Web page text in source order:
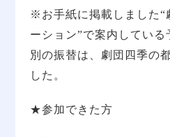
※お手紙に掲載しました“
ーション”で案内してい
別の振替は、劇団四季の
した。
★参加できた方